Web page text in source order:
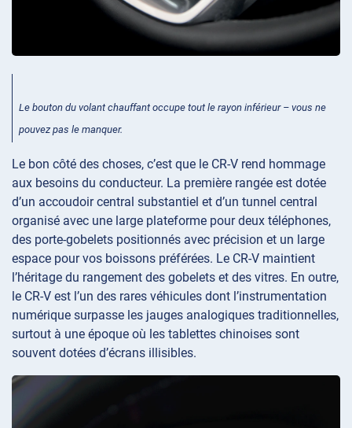
Le bouton du volant chauffant occupe tout le rayon inférieur – vous ne
pouvez pas le manquer.
Le bon côté des choses, c’est que le CR-V rend hommage
aux besoins du conducteur. La première rangée est dotée
d’un accoudoir central substantiel et d’un tunnel central
organisé avec une large plateforme pour deux téléphones,
des porte-gobelets positionnés avec précision et un large
espace pour vos boissons préférées. Le CR-V maintient
l’héritage du rangement des gobelets et des vitres. En outre,
le CR-V est l’un des rares véhicules dont l’instrumentation
numérique surpasse les jauges analogiques traditionnelles,
surtout à une époque où les tablettes chinoises sont
souvent dotées d’écrans illisibles.